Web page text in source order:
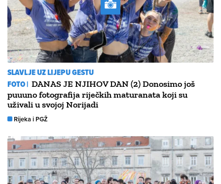
SLAVLJE UZ LIJEPU GESTU
FOTO | DANAS JE NJIHOV DAN (2) Donosimo još
puuuno fotografija riječkih maturanata koji su
uživali u svojoj Norijadi
Rijeka i PGŽ